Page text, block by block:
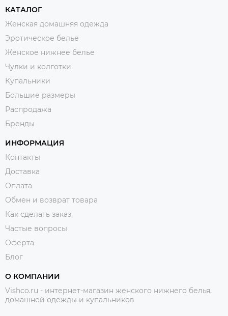
КАТАЛОГ
Женская домашняя одежда
Эротическое белье
Женское нижнее белье
Чулки и колготки
Купальники
Большие размеры
Распродажа
Бренды
ИНФОРМАЦИЯ
Контакты
Доставка
Оплата
Обмен и возврат товара
Как сделать заказ
Частые вопросы
Оферта
Блог
О КОМПАНИИ
Vishco.ru - интернет-магазин женского нижнего белья,
домашней одежды и купальников